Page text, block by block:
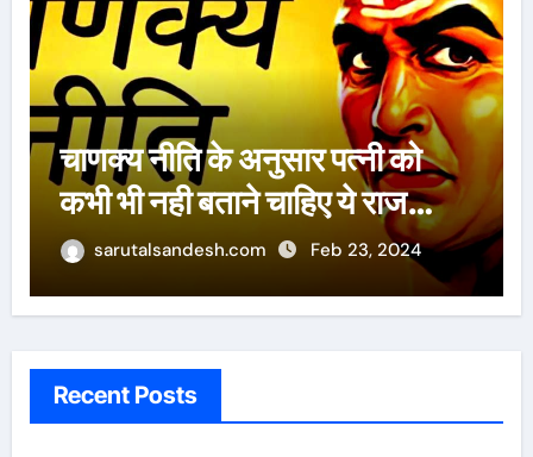
ऐसे 100 बार मरूंगी, मेरी वजह से
बची लाखों महिलाओं की जान : पूनम
पांडेय
sarutalsandesh.com Feb 23, 2024
Recent Posts